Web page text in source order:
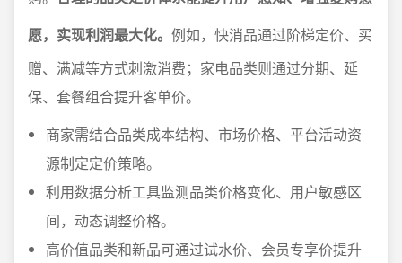
愿，实现利润最大化。 例如，快消品通过阶梯定价、买
赠、满减等方式刺激消费；家电品类则通过分期、延
保、套餐组合提升客单价。
商家需结合品类成本结构、市场价格、平台活动资
源制定定价策略。
利用数据分析工具监测品类价格变化、用户敏感区
间，动态调整价格。
高价值品类和新品可通过试水价、会员专享价提升